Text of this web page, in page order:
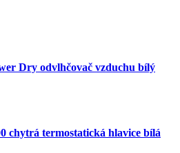
Dry odvlhčovač vzduchu bílý
chytrá termostatická hlavice bílá